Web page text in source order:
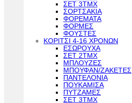
ΣΕΤ 3ΤΜΧ
ΣΟΡΤΣΑΚΙΑ
ΦΟΡΕΜΑΤΑ
ΦΟΡΜΕΣ
ΦΟΥΣΤΕΣ
ΚΟΡΙΤΣΙ 4-16 ΧΡΟΝΩΝ
ΕΣΩΡΟΥΧΑ
ΣΕΤ 2ΤΜΧ
ΜΠΛΟΥΖΕΣ
ΜΠΟΥΦΑΝ/ΖΑΚΕΤΕΣ
ΠΑΝΤΕΛΟΝΙΑ
ΠΟΥΚΑΜΙΣΑ
ΠΥΤΖΑΜΕΣ
ΣΕΤ 3ΤΜΧ